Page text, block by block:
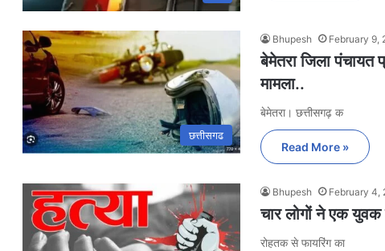
छत्तीसगढ
Bhupesh February 9,
बेमेतरा जिला पंचायत
मामला..
बेमेतरा। छत्तीसगढ़ क
Read More »
Bhupesh February 4,
चार लोगों ने एक
रोहतक से फायरिंग का